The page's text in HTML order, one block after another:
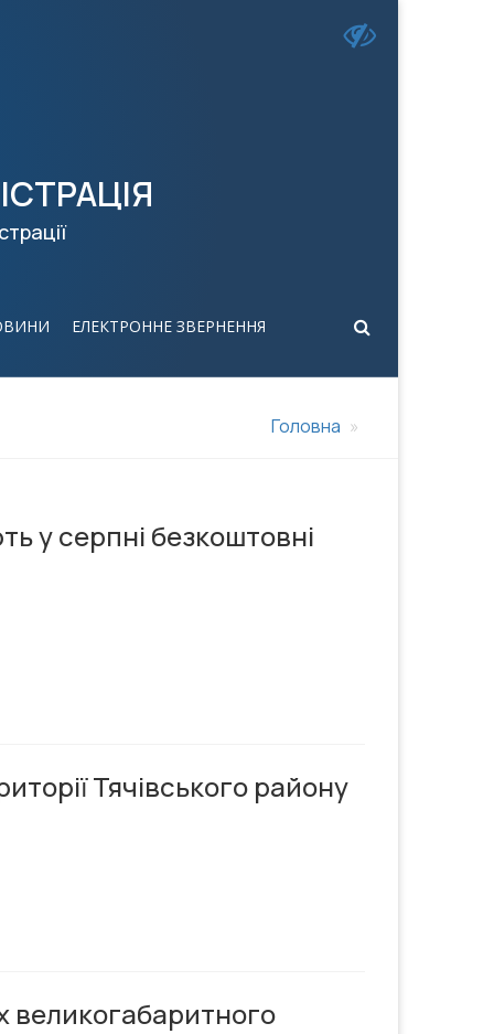
ЕЛЕКТРОННЕ ЗВЕРНЕННЯ
Головна
у серпні безкоштовні
Тячівського району
великогабаритного